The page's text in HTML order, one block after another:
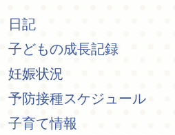
日記
子どもの成長記録
妊娠状況
予防接種スケジュール
子育て情報